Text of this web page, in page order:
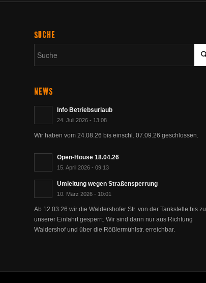
SUCHE
NEWS
Info Betriebsurlaub
24. Juli 2026 - 13:08
Wir haben vom 24.08.26 bis einschl. 07.09.26 geschlossen.
Open-House 18.04.26
15. April 2026 - 09:13
Umleitung wegen Straßensperrung
10. März 2026 - 10:01
Ab 12.03.26 wir die Waldershofer Str. von der Tankstelle bis zu
unserer Einfahrt gesperrt. Wir sind dann nur aus Richtung
Waldershof und über die Rößlermühlstr. erreichbar.